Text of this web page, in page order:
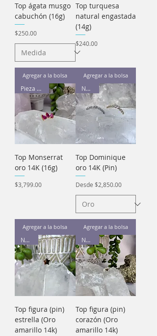
Top ágata musgo
cabuchón (16g)
Precio
$250.00
Agregar a la bolsa
Top turquesa
natural engastada
(14g)
Precio
$240.00
Agregar a la bolsa
Pieza única
Top Monserrat
oro 14K (16g)
Precio
$3,799.00
Agregar a la bolsa
Nuevo
Top Dominique
oro 14K (Pin)
Desde $2,850.00
Precio de oferta
Agregar a la bolsa
Nuevo
Top figura (pin)
estrella (Oro
amarillo 14k)
Nuevo
Top figura (pin)
corazón (Oro
amarillo 14k)